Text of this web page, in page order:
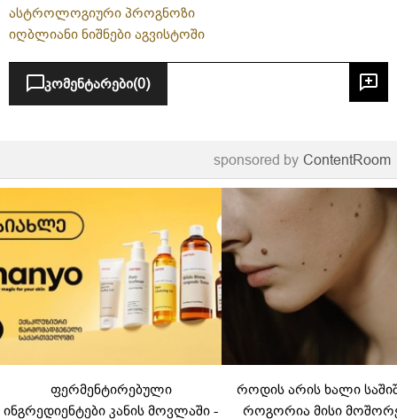
ასტროლოგიური პროგნოზი
იღბლიანი ნიშნები აგვისტოში
კომენტარები(0)
sponsored by ContentRoom
ფერმენტირებული
ინგრედიენტები კანის მოვლაში -
როდის არის ხალი
როგორია მისი